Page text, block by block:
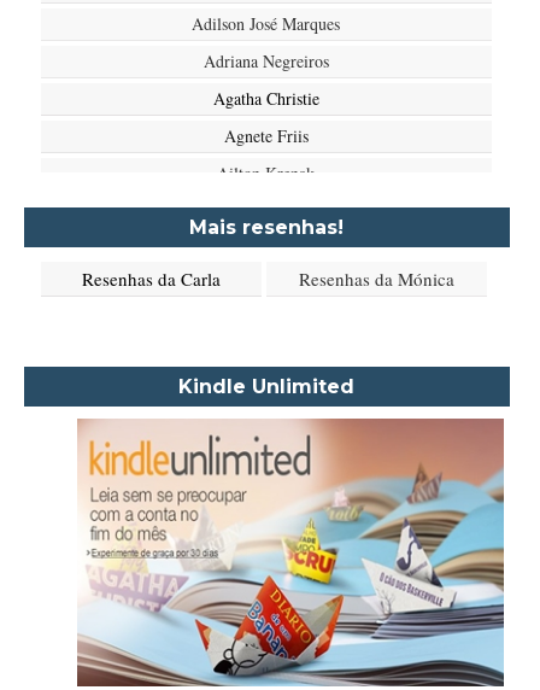
Adilson José Marques
Adriana Negreiros
Agatha Christie
Agnete Friis
Ailton Krenak
Aimée de Jongh
Aione Simões
Alexandre Dumas Filho
Alice Walker
Alma Katsu
Aluísio Azevedo
Alyson Noël
Amanda Lovelace
Ana Beatriz Barbosa Silva
Ana Maria Machado
Mais resenhas!
Resenhas da Carla Resenhas da Mónica
Kindle Unlimited